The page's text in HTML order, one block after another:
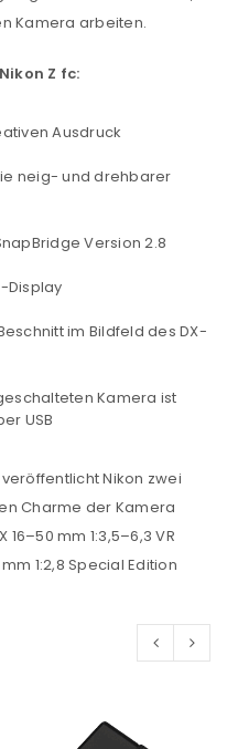
Kamera arbeiten.
Z fc:
Ausdruck
neig- und drehbarer
Version 2.8
Display
im Bildfeld des DX-
Kamera ist
USB
Nikon zwei
Charme der Kamera
mm 1:3,5–6,3 VR
1:2,8 Special Edition